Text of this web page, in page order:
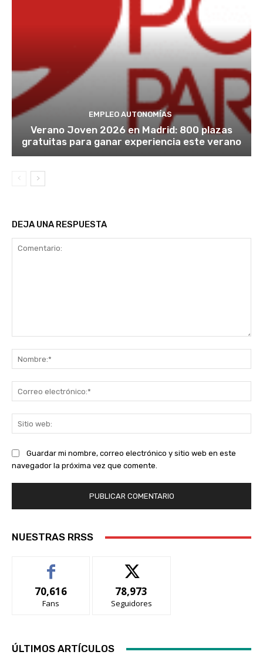
EMPLEO AUTONOMÍAS
Verano Joven 2026 en Madrid: 800 plazas
gratuitas para ganar experiencia este verano
DEJA UNA RESPUESTA
Guardar mi nombre, correo electrónico y sitio web en este
navegador la próxima vez que comente.
NUESTRAS RRSS
70,616
Fans
78,973
Seguidores
ÚLTIMOS ARTÍCULOS